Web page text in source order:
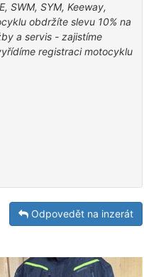
SWM, SYM, Keeway,
obdržíte slevu 10% na
a servis - zajistíme
registraci motocyklu
Odpovedět na inzerát